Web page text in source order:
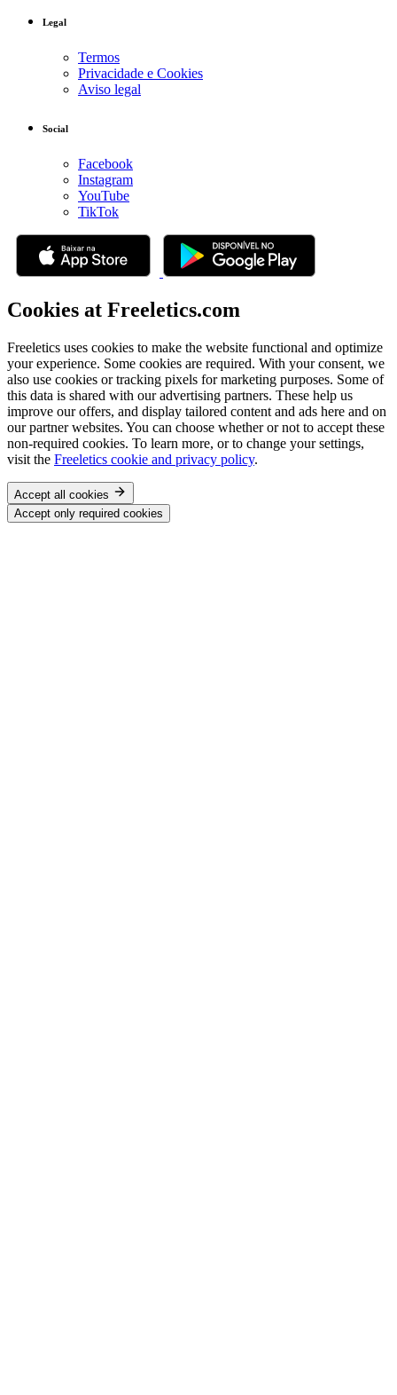
Legal
Termos
Privacidade e Cookies
Aviso legal
Social
Facebook
Instagram
YouTube
TikTok
Cookies at Freeletics.com
Freeletics uses cookies to make the website functional and optimize
your experience. Some cookies are required. With your consent, we
also use cookies or tracking pixels for marketing purposes. Some of
this data is shared with our advertising partners. These help us
improve our offers, and display tailored content and ads here and on
our partner websites. You can choose whether or not to accept these
non-required cookies. To learn more, or to change your settings,
visit the Freeletics cookie and privacy policy.
Accept all cookies
Accept only required cookies